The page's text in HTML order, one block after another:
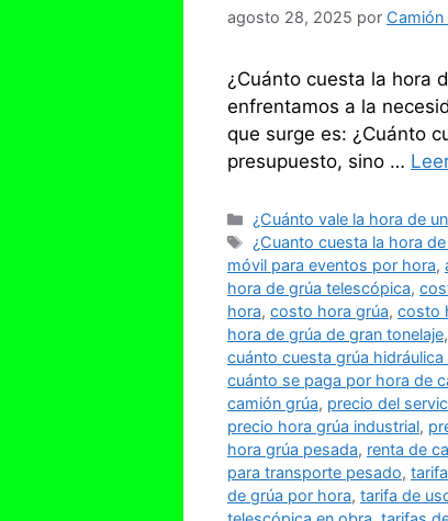
agosto 28, 2025 por Camión
¿Cuánto cuesta la hora
enfrentamos a la
que surge es: ¿Cuánto
presupuesto, sino …
Categorías
¿Cuánto vale la hora de
Etiquetas
¿Cuanto cuesta la hora
móvil para eventos por hora,
hora de grúa telescópica,
hora, costo hora grúa, costo
hora de grúa de gran tonelaje,
cuánto cuesta grúa
cuánto se paga por hora de
camión grúa, precio del
precio hora grúa industrial,
hora grúa pesada, renta de
para transporte pesado,
de grúa por hora, tarifa de